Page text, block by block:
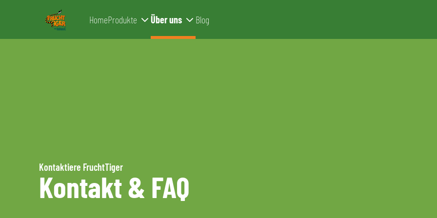
Zum Inhalt springen
HomeProdukte Über uns Blog
Kontaktiere FruchtTiger
Kontakt & FAQ